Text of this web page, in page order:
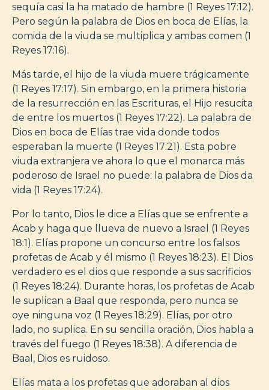
sequía casi la ha matado de hambre (1 Reyes 17:12).
Pero según la palabra de Dios en boca de Elías, la
comida de la viuda se multiplica y ambas comen (1
Reyes 17:16).
Más tarde, el hijo de la viuda muere trágicamente
(1 Reyes 17:17). Sin embargo, en la primera historia
de la resurrección en las Escrituras, el Hijo resucita
de entre los muertos (1 Reyes 17:22). La palabra de
Dios en boca de Elías trae vida donde todos
esperaban la muerte (1 Reyes 17:21). Esta pobre
viuda extranjera ve ahora lo que el monarca más
poderoso de Israel no puede: la palabra de Dios da
vida (1 Reyes 17:24).
Por lo tanto, Dios le dice a Elías que se enfrente a
Acab y haga que llueva de nuevo a Israel (1 Reyes
18:1). Elías propone un concurso entre los falsos
profetas de Acab y él mismo (1 Reyes 18:23). El Dios
verdadero es el dios que responde a sus sacrificios
(1 Reyes 18:24). Durante horas, los profetas de Acab
le suplican a Baal que responda, pero nunca se
oye ninguna voz (1 Reyes 18:29). Elías, por otro
lado, no suplica. En su sencilla oración, Dios habla a
través del fuego (1 Reyes 18:38). A diferencia de
Baal, Dios es ruidoso.
Elías mata a los profetas que adoraban al dios